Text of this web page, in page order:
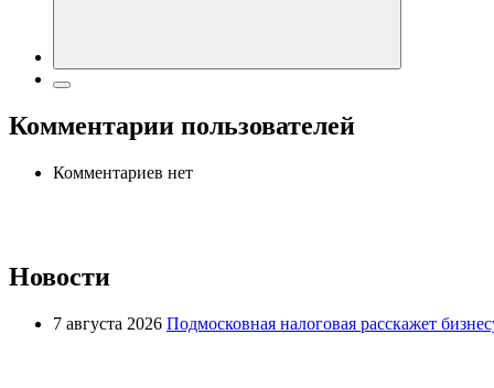
Комментарии пользователей
Комментариев нет
Новости
7 августа 2026 Подмосковная налоговая расскажет